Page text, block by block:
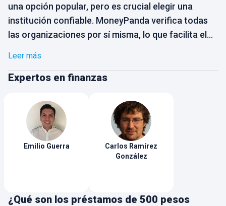
una opción popular, pero es crucial elegir una
institución confiable. MoneyPanda verifica todas
las organizaciones por sí misma, lo que facilita el
tus necesidades, sin preocuparte por la
pagos flexibles que se ajusten a tu capacidad.
Leer más
Expertos en finanzas
Emilio Guerra Carlos Ramírez
González
¿Qué son los préstamos de 500 pesos